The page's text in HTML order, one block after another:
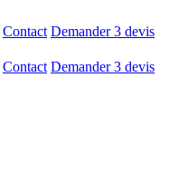
Contact Demander 3 devis
Contact Demander 3 devis